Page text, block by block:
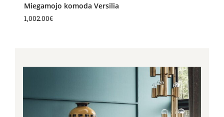
Miegamojo komoda Versilia
1,002.00€